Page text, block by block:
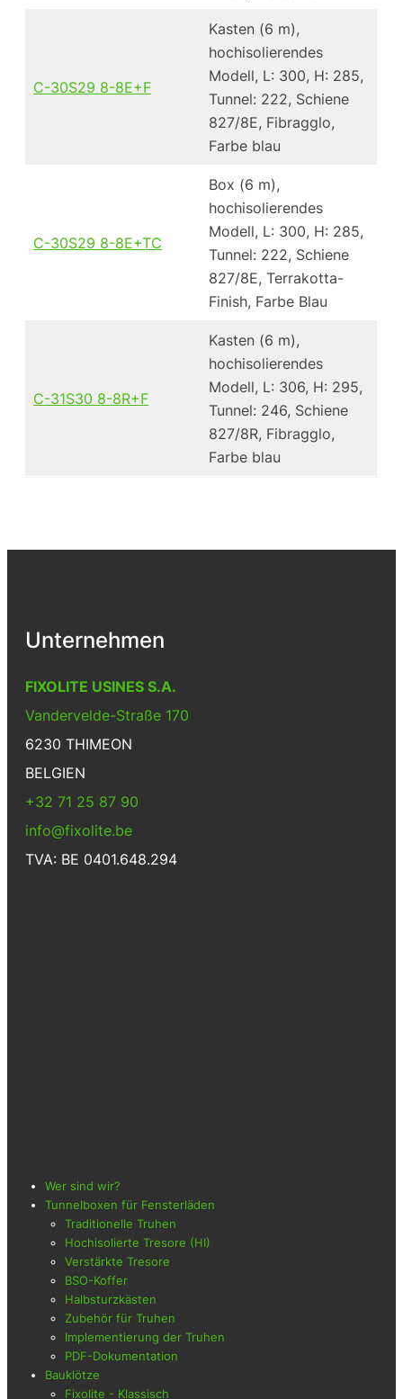
C-30S29 8-8E+F
Kasten (6 m),
hochisolierendes
Modell, L: 300, H: 285,
Tunnel: 222, Schiene
827/8E, Fibragglo,
Farbe blau
C-30S29 8-8E+TC
Box (6 m),
hochisolierendes
Modell, L: 300, H: 285,
Tunnel: 222, Schiene
827/8E, Terrakotta-
Finish, Farbe Blau
C-31S30 8-8R+F
Kasten (6 m),
hochisolierendes
Modell, L: 306, H: 295,
Tunnel: 246, Schiene
827/8R, Fibragglo,
Farbe blau
Unternehmen
FIXOLITE USINES S.A.
Vandervelde-Straße 170
6230 THIMEON
BELGIEN
+32 71 25 87 90
info@fixolite.be
TVA: BE 0401.648.294
Wer sind wir?
Tunnelboxen für Fensterläden
Traditionelle Truhen
Hochisolierte Tresore (HI)
Verstärkte Tresore
BSO-Koffer
Halbsturzkästen
Zubehör für Truhen
Implementierung der Truhen
PDF-Dokumentation
Bauklötze
Fixolite - Klassisch